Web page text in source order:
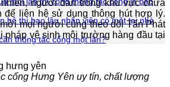
hệ thì bao lâu nhân viên có mặt tại nhà
thông tắc cống một lần?
người dân trong khu vực chưa
để liên hệ sử dụng thông hút hợp lý.
mọi người cùng theo dõi Tấn Phát
pháp vệ sinh môi trường hàng đầu tại
cống Hưng Yên uy tín, chất lượng